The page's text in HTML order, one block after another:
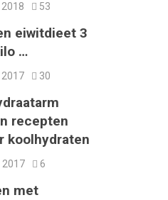
53
eiwitdieet 3
…
30
recepten
koolhydraten
2017 6
met